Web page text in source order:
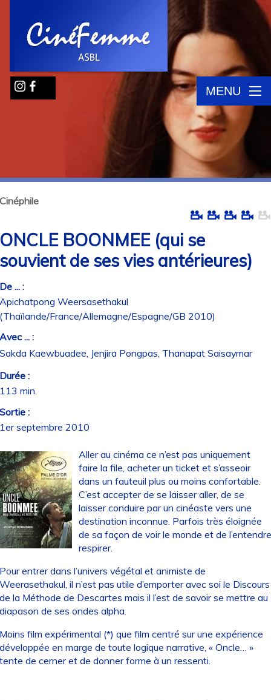
MENU
BOONMEE (qui se
de ses vies antérieures)
... :
Weersasethakul
France/Allemagne/Espagne/GB 2010)
... :
Kaewbuadee, Jenjira Pongpas, Thanapat Saisaymar
:
min.
:
septembre 2010
Aller au cinéma ce n’est pas uniquement
faire la file, acheter un ticket et s’asseoir
dans un fauteuil plus ou moins confortable.
C’est accepter de se laisser aller, de se
laisser conduire par un cinéaste vers une
destination inconnue. Parfois très éloignée
de sa façon de voir le monde et de
respirer.
entrer dans l’univers végétal et animiste de
il n’est pas utile d’emporter avec soi le Discours
la Méthode de Descartes mais il l’est de savoir se mettre au
de ses ondes alpha.
film expérimental (*) que film centré sur une expérience
en marge de toute logique narrative, « Oncle… »
de cerner et de donner forme à un ressenti.